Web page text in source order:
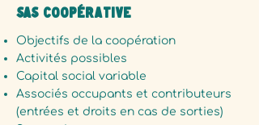
SAS Coopérative
Objectifs de la coopération
Activités possibles
Capital social variable
Associés occupants et contributeurs
(entrées et droits en cas de sorties)